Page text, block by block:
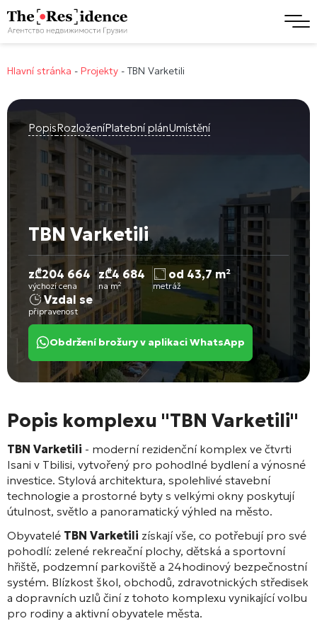
Hlavní stránka - Projekty - TBN Varketili
PopisRozloženíPlatební plánUmístění
TBN Varketili
z₾204 664
výchozí cena
z₾4 684
na m²
od 43,7 m²
metráž
Vzdal se
připravenost
Obdržení brožury v aplikaci WhatsApp
Popis komplexu "TBN Varketili"
TBN Varketili - moderní rezidenční komplex ve čtvrti
Isani v Tbilisi, vytvořený pro pohodlné bydlení a výnosné
investice. Stylová architektura, spolehlivé stavební
technologie a prostorné byty s velkými okny poskytují
útulnost, světlo a panoramatický výhled na město.
Obyvatelé TBN Varketili získají vše, co potřebují pro své
pohodlí: zelené rekreační plochy, dětská a sportovní
hřiště, podzemní parkoviště a 24hodinový bezpečnostní
systém. Blízkost škol, obchodů, zdravotnických středisek
a dopravních uzlů činí z tohoto komplexu vynikající volbu
pro rodiny a aktivní obyvatele města.